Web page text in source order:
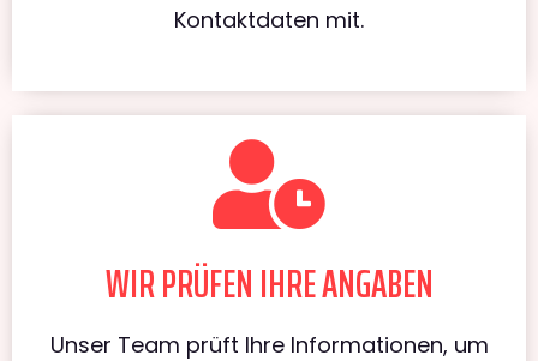
Kontaktdaten mit.
WIR PRÜFEN IHRE ANGABEN
Unser Team prüft Ihre Informationen, um